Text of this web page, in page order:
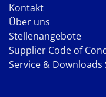
Kontakt
Über uns
Stellenangebote
Supplier Code of
Service & Downloads